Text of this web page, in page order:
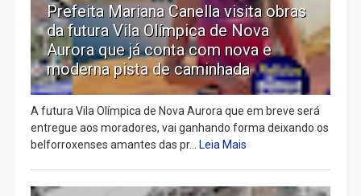
Prefeita Mariana Canella visita obras
da futura Vila Olímpica de Nova
Aurora que já conta com nova e
moderna pista de caminhada
A futura Vila Olímpica de Nova Aurora que em breve será
entregue aos moradores, vai ganhando forma deixando os
belforroxenses amantes das pr...
Leia Mais